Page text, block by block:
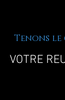
Tenons le